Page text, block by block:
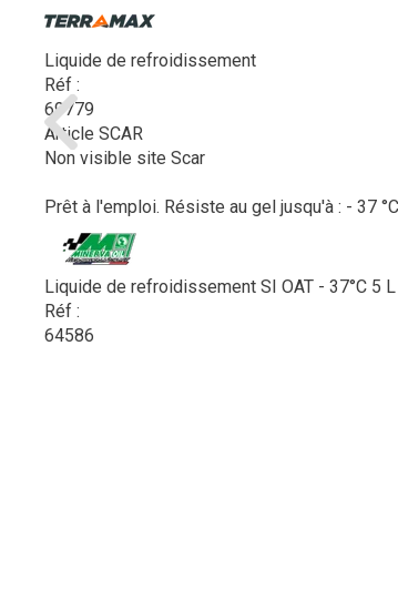
Liquide de refroidissement
Réf :
69779
Article SCAR
Non visible site Scar
Prêt à l'emploi. Résiste au gel jusqu'à : - 37
Liquide de refroidissement SI OAT - 37°C 5 L
Réf :
64586